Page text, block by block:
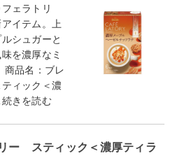
ェラトリ
イテム。上
シュガーと
を濃厚なミ
商品名：ブレ
ィック＜濃
きを読む
ー スティック＜濃厚ティラ